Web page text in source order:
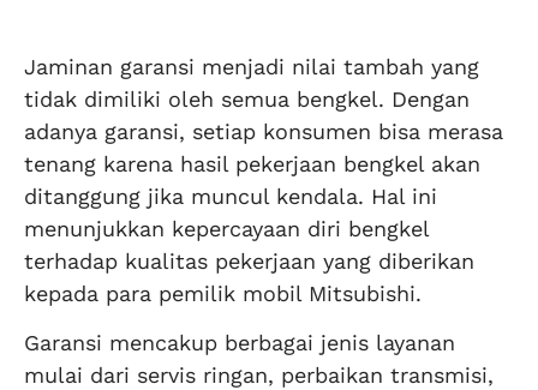
Jaminan garansi menjadi nilai tambah yang
tidak dimiliki oleh semua bengkel. Dengan
adanya garansi, setiap konsumen bisa merasa
tenang karena hasil pekerjaan bengkel akan
ditanggung jika muncul kendala. Hal ini
menunjukkan kepercayaan diri bengkel
terhadap kualitas pekerjaan yang diberikan
kepada para pemilik mobil Mitsubishi.
Garansi mencakup berbagai jenis layanan
mulai dari servis ringan, perbaikan transmisi,